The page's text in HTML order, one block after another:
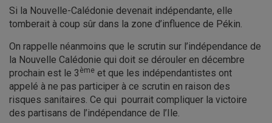
Si la Nouvelle-Calédonie devenait indépendante, elle
tomberait à coup sûr dans la zone d’influence de Pékin.
On rappelle néanmoins que le scrutin sur l’indépendance de
la Nouvelle Calédonie qui doit se dérouler en décembre
prochain est le 3 ème et que les indépendantistes ont
appelé à ne pas participer à ce scrutin en raison des
risques sanitaires. Ce qui pourrait compliquer la victoire
des partisans de l’indépendance de l’Ile.